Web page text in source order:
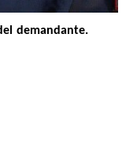
demandante.